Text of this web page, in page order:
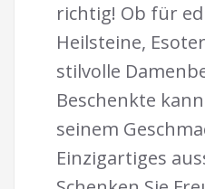
richtig! Ob für
Heilsteine,
stilvolle
Beschenkte
seinem
Einzigartiges